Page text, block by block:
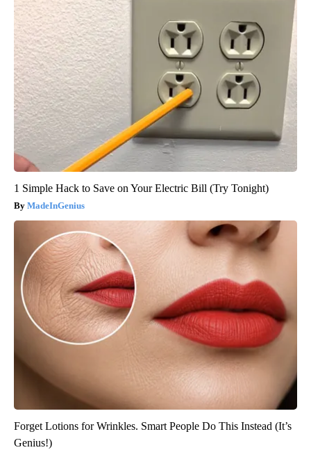
1 Simple Hack to Save on Your Electric Bill (Try Tonight)
MadeInGenius
Forget Lotions for Wrinkles. Smart People Do This Instead (It’s
Genius!)